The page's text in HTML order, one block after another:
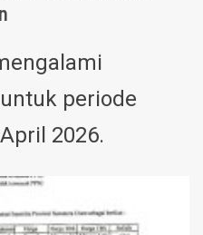
periode
2026.